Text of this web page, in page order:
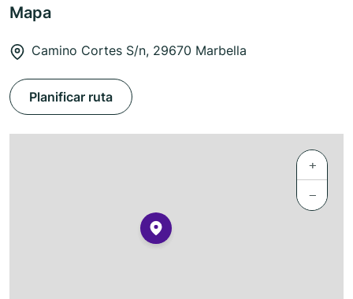
Mapa
Camino Cortes S/n, 29670 Marbella
Planificar ruta
+
−